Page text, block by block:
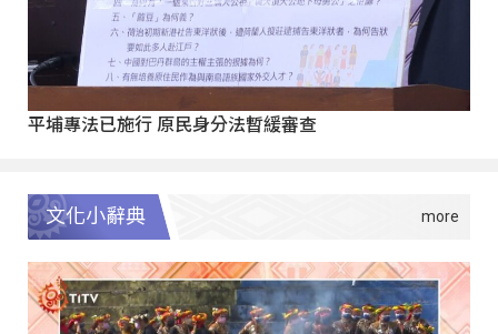
平埔專法已施行 原民身分法暫緩審查
文化小辭典